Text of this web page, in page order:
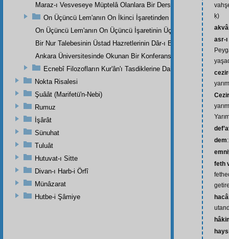
ḳ)
asr-
dem
feth
Maraz-ı Vesveseye Müptelâ Olanlara Bir Ders
On Üçüncü Lem'anın On İkinci İşaretinden
On Üçüncü Lem'anın On Üçüncü İşaretinin Üçüncü Noktasından
Bir Nur Talebesinin Üstad Hazretlerinin Dâr-ı Bekaya
Ankara Üniversitesinde Okunan Bir Konferans
Ecnebî Filozofların Kur'ân'ı Tasdiklerine Dair Şehadetleri
Nokta Risalesi
Şuâât (Marifetü'n-Nebi)
Rumuz
İşârât
Sünuhat
Tuluât
Hutuvat-ı Sitte
Divan-ı Harb-i Örfî
Münâzarat
Hutbe-i Şâmiye